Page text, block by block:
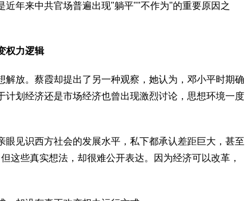
年来中共官场普遍出现"躺平""不作为"的重要原因之
权力逻辑
放。蔡霞却提出了另一种观察，她认为，邓小平时期确
计划经济还是市场经济也曾出现激烈讨论，思想环境一度
见识西方社会的发展水平，私下都承认差距巨大，甚至
这些真实想法，却很难公开表达。因为经济可以改革，